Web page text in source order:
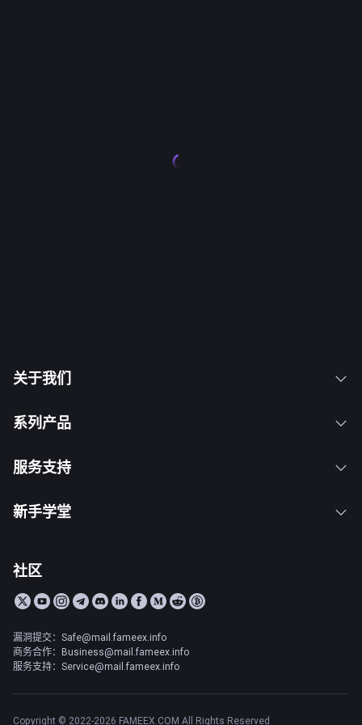
关于我们
系列产品
服务支持
新手学堂
社区
漏洞提交：Safe@mail.fameex.info
商务合作：Business@mail.fameex.info
服务支持：Service@mail.fameex.info
Copyright © 2022-2026 FAMEEX.COM All Rights Reserved